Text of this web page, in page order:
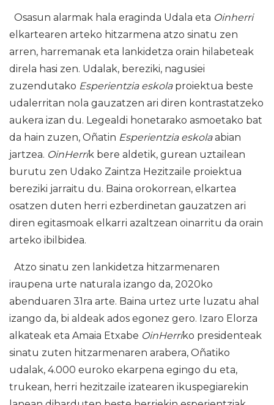
Osasun alarmak hala eraginda Udala eta Oinherri
elkartearen arteko hitzarmena atzo sinatu zen
arren, harremanak eta lankidetza orain hilabeteak
direla hasi zen. Udalak, bereziki, nagusiei
zuzendutako Esperientzia eskolaproiektua beste
udalerritan nola gauzatzen ari diren kontrastatzeko
aukera izan du. Legealdi honetarako asmoetako bat
da hain zuzen, Oñatin Esperientzia eskolaabian
jartzea. OinHerrik bere aldetik, gurean uztailean
burutu zen Udako Zaintza Hezitzaile proiektua
bereziki jarraitu du. Baina orokorrean, elkartea
osatzen duten herri ezberdinetan gauzatzen ari
diren egitasmoak elkarri azaltzean oinarritu da orain
arteko ibilbidea.
Atzo sinatu zen lankidetza hitzarmenaren
iraupena urte naturala izango da, 2020ko
abenduaren 31ra arte. Baina urtez urte luzatu ahal
izango da, bi aldeak ados egonez gero. Izaro Elorza
alkateak eta Amaia Etxabe OinHerriko presidenteak
sinatu zuten hitzarmenaren arabera, Oñatiko
udalak, 4.000 euroko ekarpena egingo du eta,
trukean, herri hezitzaile izatearen ikuspegiarekin